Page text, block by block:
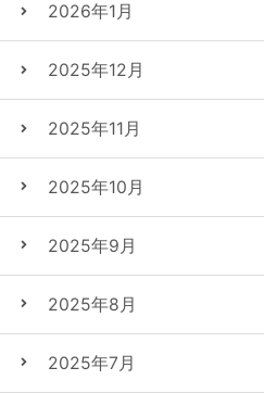
2026年1月
2025年12月
2025年11月
2025年10月
2025年9月
2025年8月
2025年7月